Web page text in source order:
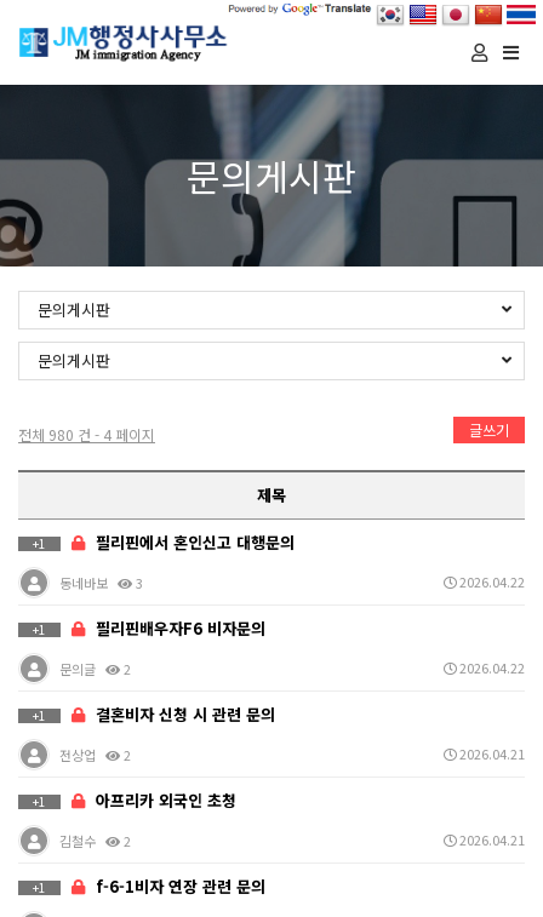
문의게시판
문의게시판
문의게시판
전체 980 건 - 4 페이지 글쓰기
제목
+1 필리핀에서 혼인신고 대행문의
동네바보 3 2026.04.22
+1 필리핀배우자F6 비자문의
문의글 2 2026.04.22
+1 결혼비자 신청 시 관련 문의
전상업 2 2026.04.21
+1 아프리카 외국인 초청
김철수 2 2026.04.21
+1 f-6-1비자 연장 관련 문의